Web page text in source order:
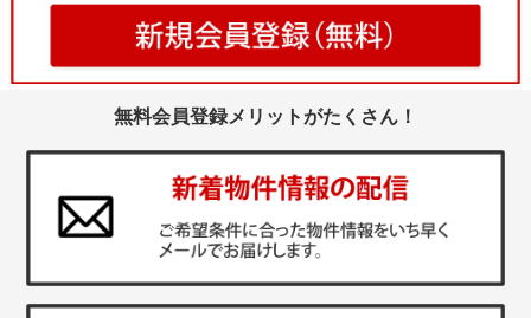
無料会員登録メリットがたくさん！